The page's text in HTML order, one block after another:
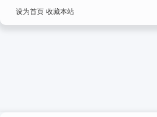
设为首页 收藏本站